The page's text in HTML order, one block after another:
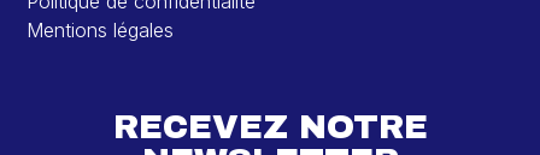
Mentions légales
RECEVEZ NOTRE